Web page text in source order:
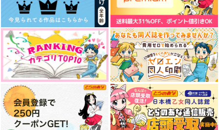
作品詳細 作品詳細 作品詳細
反社とフリーター 日
常編
Collect Mania
セール中
303円 （税込）
東京卍リベンジャーズ
三途春千夜×花垣武道
さんたけサンタケちょ
いとつめて
きゅうりで乾
杯 MOMO9
専売 629 円（税込）
東京卍リベンジャーズ
三途春千夜×花垣武道